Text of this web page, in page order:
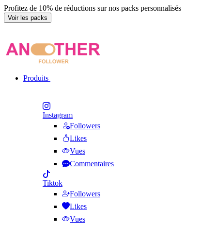
Profitez de 10% de réductions sur nos packs personnalisés
Voir les packs
Produits
Instagram
Followers
Likes
Vues
Commentaires
Tiktok
Followers
Likes
Vues